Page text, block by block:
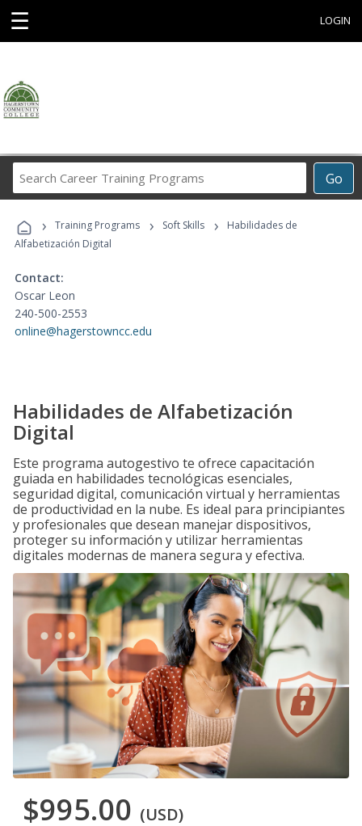
☰ LOGIN
Go
Career
Programs
› Training Programs › Soft Skills ›
Habilidades de
Alfabetización Digital
Contact:
Oscar Leon
240-500-2553
online@hagerstowncc.edu
Habilidades de Alfabetización
Digital
Este programa autogestivo te ofrece capacitación
guiada en habilidades tecnológicas esenciales,
seguridad digital, comunicación virtual y herramientas
de productividad en la nube. Es ideal para principiantes
y profesionales que desean manejar dispositivos,
proteger su información y utilizar herramientas
digitales modernas de manera segura y efectiva.
$995.00 (USD)